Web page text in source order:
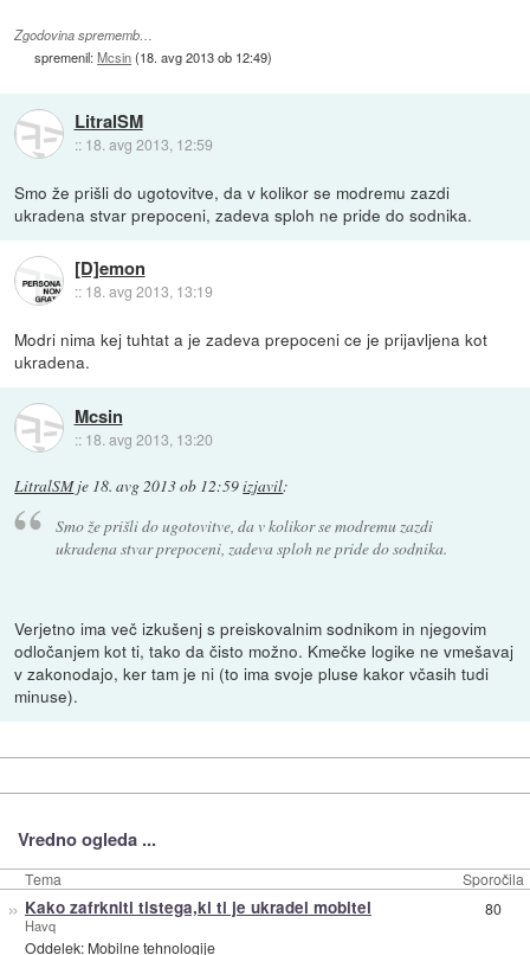
Zgodovina sprememb…
spremenil:Mcsin(18. avg 2013 ob 12:49)
LitralSM
:: 18. avg 2013, 12:59
Smo že prišli do ugotovitve, da v kolikor se modremu zazdi
ukradena stvar prepoceni, zadeva sploh ne pride do sodnika.
[D]emon
:: 18. avg 2013, 13:19
Modri nima kej tuhtat a je zadeva prepoceni ce je prijavljena kot
ukradena.
Mcsin
:: 18. avg 2013, 13:20
LitralSMje 18. avg 2013 ob 12:59izjavil:
Smo že prišli do ugotovitve, da v kolikor se modremu zazdi
ukradena stvar prepoceni, zadeva sploh ne pride do sodnika.
Verjetno ima več izkušenj s preiskovalnim sodnikom in njegovim
odločanjem kot ti, tako da čisto možno. Kmečke logike ne vmešavaj
v zakonodajo, ker tam je ni (to ima svoje pluse kakor včasih tudi
minuse).
Vredno ogleda ...
Tema Sporočila
» Kako zafrkniti tistega,ki ti je ukradel mobitel
Havq
Oddelek: Mobilne tehnologije
80